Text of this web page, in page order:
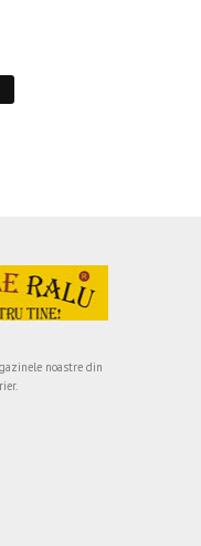
noastre din